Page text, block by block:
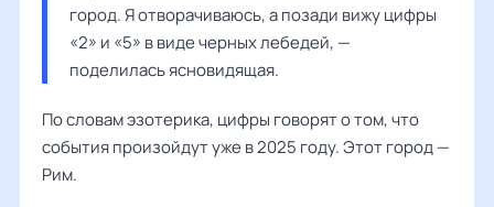
город. Я отворачиваюсь, а позади вижу цифры
«2» и «5» в виде черных лебедей, —
поделилась ясновидящая.
По словам эзотерика, цифры говорят о том, что
события произойдут уже в 2025 году. Этот город —
Рим.